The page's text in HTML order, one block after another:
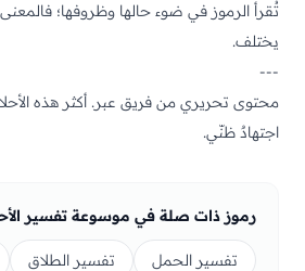
تُقرأ الرموز في ضوء حالها وظروفها؛
يختلف.
---
محتوى تحريري من فريق عبر. أكثر هذه
اجتهادٌ ظنّي.
رموز ذات صلة في موسوعة تفسير
تفسير الحمل تفسير الطلاق